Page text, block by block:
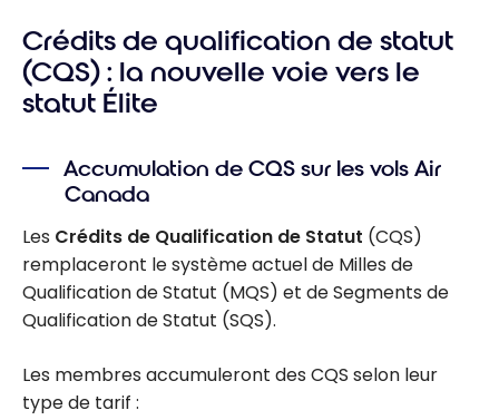
Crédits de qualification de statut
(CQS) : la nouvelle voie vers le
statut Élite
Accumulation de CQS sur les vols Air
Canada
Les Crédits de Qualification de Statut (CQS)
remplaceront le système actuel de Milles de
Qualification de Statut (MQS) et de Segments de
Qualification de Statut (SQS).
Les membres accumuleront des CQS selon leur
type de tarif :